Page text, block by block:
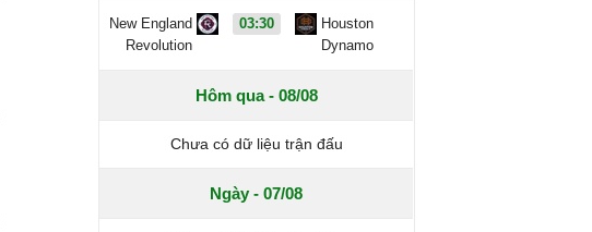
New England
Revolution
03:30
Houston
Dynamo
Hôm qua - 08/08
Chưa có dữ liệu trận đấu
Ngày - 07/08